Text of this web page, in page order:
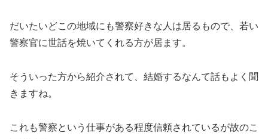
だいたいどこの地域にも警察好きな人は居るもので、若い
警察官に世話を焼いてくれる方が居ます。
そういった方から紹介されて、結婚するなんて話もよく聞
きますね。
これも警察という仕事がある程度信頼されているが故のこ